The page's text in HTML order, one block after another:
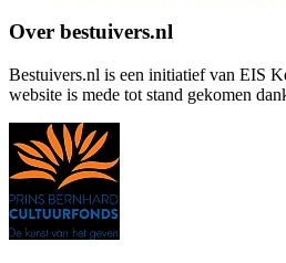
Over bestuivers.nl
Bestuivers.nl is een initiatief van EIS
website is mede tot stand gekomen